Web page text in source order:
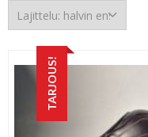
TARJOUS!